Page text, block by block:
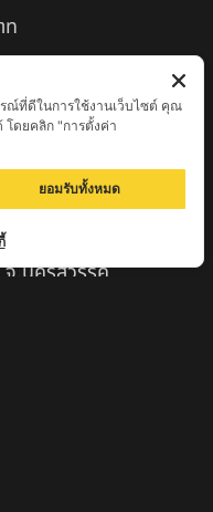
ท
เพชรบูรณ์
ฆ์พระธาตุดอยจอมแวะ
.นครสวรรค์
รณ์ที่ดีในการใช้งานเว็บไซต์ คุณ
โดยคลิก "การตั้งค่า
ยอมรับทั้งหมด